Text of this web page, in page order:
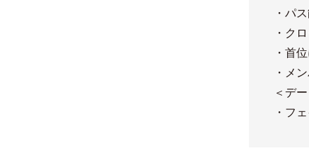
・パ
・ク
・首
・メ
＜デ
・フ